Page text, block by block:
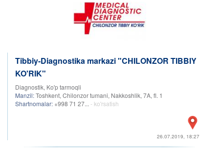
Tibbiy-Diagnostika markazi "CHILONZOR TIBBIY
KO'RIK"
Diagnostik, Ko'p tarmoqli
Manzil:Toshkent, Chilonzor tumani, Nakkoshlik, 7A, fl. 1
Shartnomalar: +998 71 27... - ko'rsatish
26.07.2019, 18:27